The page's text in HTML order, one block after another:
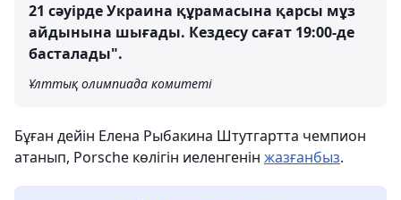
21 сәуірде Украина құрамасына қарсы мұз
айдынына шығады. Кездесу сағат 19:00-де
басталады".
Ұлттық олимпиада комитеті
Бұған дейін Елена Рыбакина Штутгартта чемпион
атанып, Porsche көлігін иеленгенін жазғанбыз.